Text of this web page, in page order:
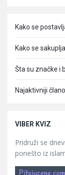
Kako se
Kako se
Šta su značke i
Najaktivniji
VIBER KVIZ
Pridruži se
ponešto iz